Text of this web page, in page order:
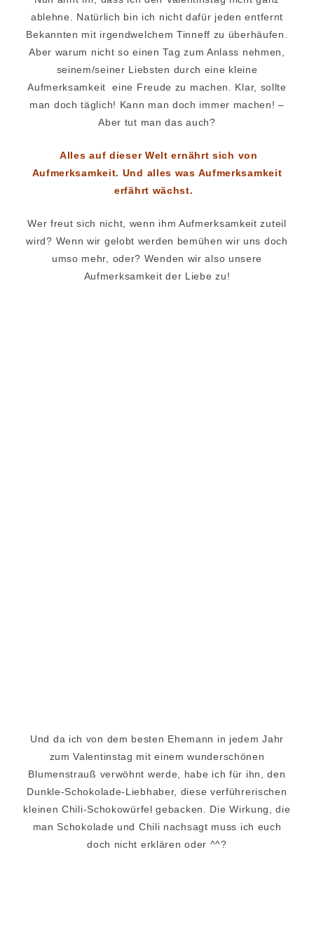
ablehne. Natürlich bin ich nicht dafür jeden entfernt
Bekannten mit irgendwelchem Tinneff zu überhäufen.
Aber warum nicht so einen Tag zum Anlass nehmen,
seinem/seiner Liebsten durch eine kleine
Aufmerksamkeit eine Freude zu machen. Klar, sollte
man doch täglich! Kann man doch immer machen! –
Aber tut man das auch?
Alles auf dieser Welt ernährt sich von
Aufmerksamkeit. Und alles was Aufmerksamkeit
erfährt wächst.
Wer freut sich nicht, wenn ihm Aufmerksamkeit zuteil
wird? Wenn wir gelobt werden bemühen wir uns doch
umso mehr, oder? Wenden wir also unsere
Aufmerksamkeit der Liebe zu!
Und da ich von dem besten Ehemann in jedem Jahr
zum Valentinstag mit einem wunderschönen
Blumenstrauß verwöhnt werde, habe ich für ihn, den
Dunkle-Schokolade-Liebhaber, diese verführerischen
kleinen Chili-Schokowürfel gebacken. Die Wirkung, die
man Schokolade und Chili nachsagt muss ich euch
doch nicht erklären oder ^^?